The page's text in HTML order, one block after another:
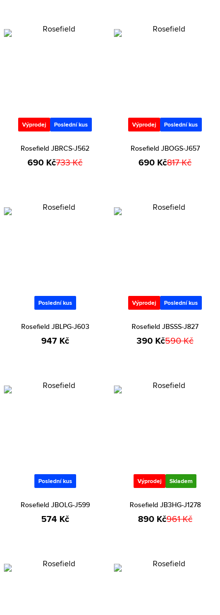
Výprodej Poslední kus
Rosefield JBRCS-J562
690 Kč733 Kč
Výprodej Poslední kus
Rosefield JBOGS-J657
690 Kč817 Kč
Poslední kus
Rosefield JBLPG-J603
947 Kč
Výprodej Poslední kus
Rosefield JBSSS-J827
390 Kč590 Kč
Poslední kus
Rosefield JBOLG-J599
574 Kč
Výprodej Skladem
Rosefield JB3HG-J1278
890 Kč961 Kč